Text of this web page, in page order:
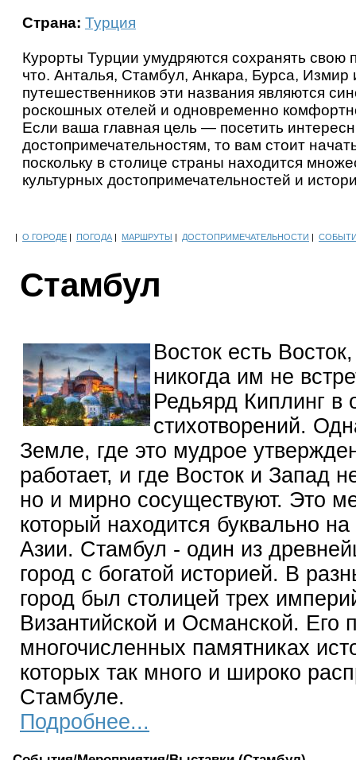
Страна: Турция
Курорты Турции умудряются сохранять свою
что. Анталья, Стамбул, Анкара, Бурса,
путешественников эти названия являются
роскошных отелей и одновременно
Если ваша главная цель — посетить
достопримечательностям, то вам стоит
поскольку в столице страны находится
культурных достопримечательностей и
| О ГОРОДЕ | ПОГОДА | МАРШРУТЫ | ДОСТОПРИМЕЧАТЕЛЬНОСТИ |
Стамбул
Восток есть
никогда им не
Редьярд Киплинг в
стихотворений.
Земле, где это мудрое
работает, и где Восток и Запад
но и мирно сосуществуют. Это
который находится буквально
Азии. Стамбул - один из
город с богатой историей. В
город был столицей трех
Византийской и Османской. Его
многочисленных памятниках
которых так много и широко
Стамбуле.
Подробнее...